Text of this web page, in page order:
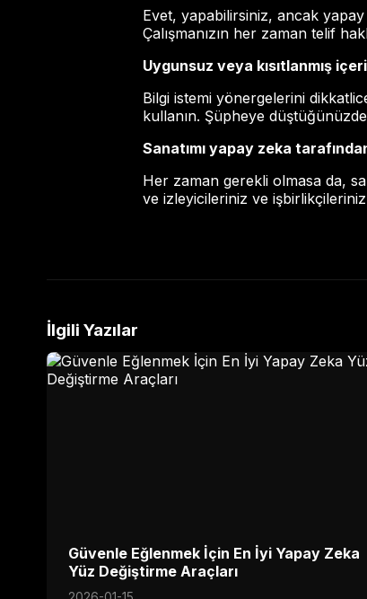
Evet, yapabilirsiniz, ancak yapay
Çalışmanızın her zaman telif
Uygunsuz veya kısıtlanmış
Bilgi istemi yönergelerini
kullanın. Şüpheye
Sanatımı yapay zeka
Her zaman gerekli olmasa da,
ve izleyicileriniz ve
İlgili Yazılar
Güvenle Eğlenmek İçin En İyi Yapay Zeka
Yüz Değiştirme Araçları